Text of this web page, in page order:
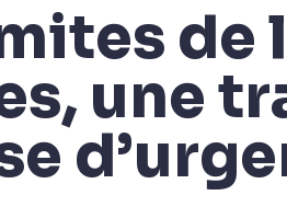
de
une